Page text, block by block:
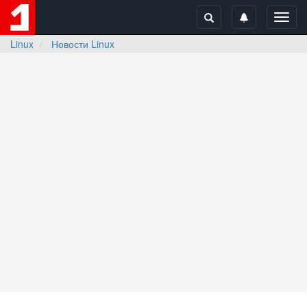
Linux
Новости Linux